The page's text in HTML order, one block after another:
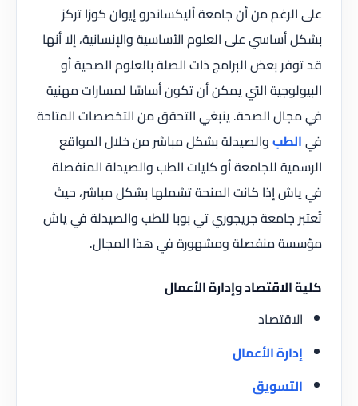
على الرغم من أن جامعة أليكساندرو إيوان كوزا تركز
بشكل أساسي على العلوم الأساسية والإنسانية، إلا أنها
قد توفر بعض البرامج ذات الصلة بالعلوم الصحية أو
البيولوجية التي يمكن أن تكون أساسًا لمسارات مهنية
في مجال الصحة. ينبغي التحقق من التخصصات المتاحة
فيالطبوالصيدلة بشكل مباشر من خلال المواقع
الرسمية للجامعة أو كليات الطب والصيدلة المنفصلة
في ياش إذا كانت المنحة تشملها بشكل مباشر، حيث
تُعتبر جامعة جريجوري تي بوبا للطب والصيدلة في ياش
مؤسسة منفصلة ومشهورة في هذا المجال.
كلية الاقتصاد وإدارة الأعمال
الاقتصاد
إدارة الأعمال
التسويق